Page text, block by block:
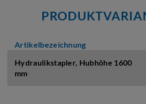
Artikelbezeichnung
Hydraulikstapler, Hubhöhe 1600
mm